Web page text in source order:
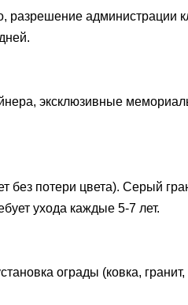
разрешение
эксклюзивные
без потери цвета). Серый
ухода каждые 5-7 лет.
ограды (ковка,